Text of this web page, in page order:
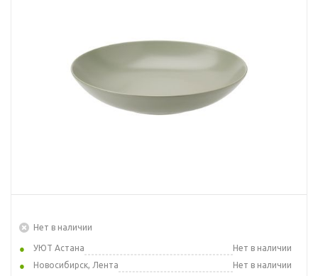
Нет в наличии
УЮТ Астана
Нет в наличии
Новосибирск, Лента
Нет в наличии